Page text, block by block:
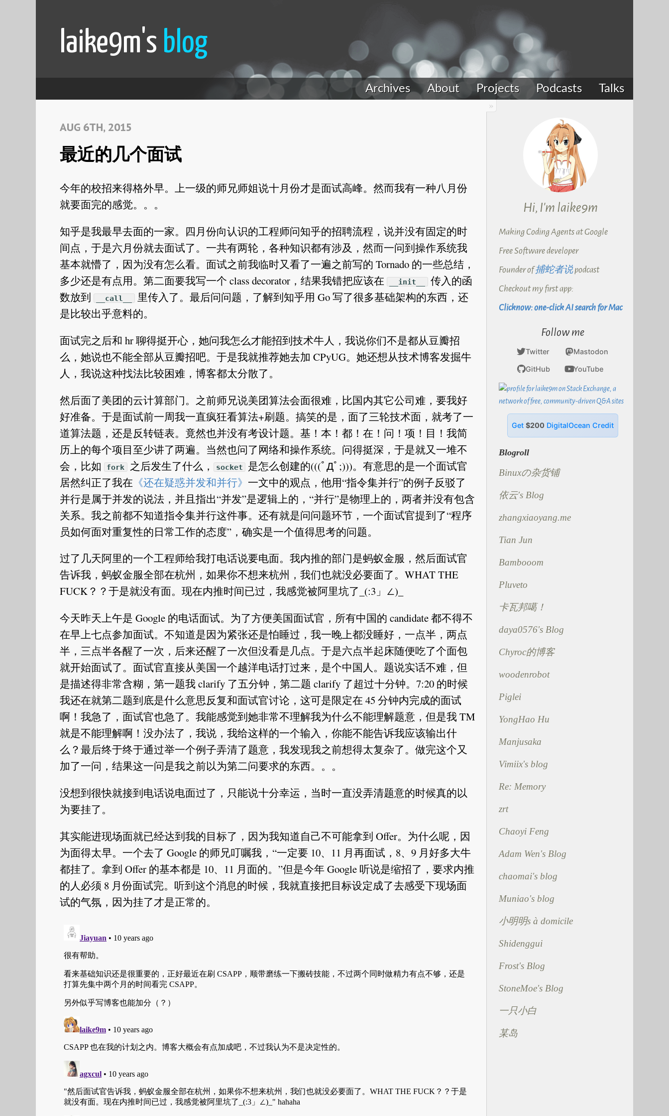
laike9m's blog
Archives About Projects Podcasts Talks
AUG 6TH, 2015
最近的几个面试
今年的校招来得格外早。上一级的师兄师姐说十月份才是面试高峰。然而我有一种八月份
就要面完的感觉。。。
知乎是我最早去面的一家。四月份向认识的工程师问知乎的招聘流程，说并没有固定的时
间点，于是六月份就去面试了。一共有两轮，各种知识都有涉及，然而一问到操作系统我
基本就懵了，因为没有怎么看。面试之前我临时又看了一遍之前写的 Tornado 的一些总结，
多少还是有点用。第二面要我写一个 class decorator，结果我错把应该在
__init__
传入的函
数放到
__call__
里传入了。最后问问题，了解到知乎用 Go 写了很多基础架构的东西，还
是比较出乎意料的。
面试完之后和 hr 聊得挺开心，她问我怎么才能招到技术牛人，我说你们不是都从豆瓣招
么，她说也不能全部从豆瓣招吧。于是我就推荐她去加 CPyUG。她还想从技术博客发掘牛
人，我说这种找法比较困难，博客都太分散了。
然后面了美团的云计算部门。之前师兄说美团算法会面很难，比国内其它公司难，要我好
好准备。于是面试前一周我一直疯狂看算法+刷题。搞笑的是，面了三轮技术面，就考了一
道算法题，还是反转链表。竟然也并没有考设计题。基！本！都！在！问！项！目！我简
历上的每个项目至少讲了两遍。当然也问了网络和操作系统。问得挺深，于是就又一堆不
会，比如
fork 之后发生了什么， socket
是怎么创建的(((ﾟДﾟ;)))。有意思的是一个面试官
居然纠正了我在 《还在疑惑并发和并行》 一文中的观点，他用“指令集并行”的例子反驳了
并行是属于并发的说法，并且指出“并发”是逻辑上的，“并行”是物理上的，两者并没有包含
关系。我之前都不知道指令集并行这件事。还有就是问问题环节，一个面试官提到了“程序
员如何面对重复性的日常工作的态度”，确实是一个值得思考的问题。
过了几天阿里的一个工程师给我打电话说要电面。我内推的部门是蚂蚁金服，然后面试官
告诉我，蚂蚁金服全部在杭州，如果你不想来杭州，我们也就没必要面了。WHAT THE
FUCK？？于是就没有面。现在内推时间已过，我感觉被阿里坑了_(:3」∠)_
今天昨天上午是 Google 的电话面试。为了方便美国面试官，所有中国的 candidate 都不得不
在早上七点参加面试。不知道是因为紧张还是怕睡过，我一晚上都没睡好，一点半，两点
半，三点半各醒了一次，后来还醒了一次但没看是几点。于是六点半起床随便吃了个面包
就开始面试了。面试官直接从美国一个越洋电话打过来，是个中国人。题说实话不难，但
是描述得非常含糊，第一题我 clarify 了五分钟，第二题 clarify 了超过十分钟。7:20 的时候
我还在就第二题到底是什么意思反复和面试官讨论，这可是限定在 45 分钟内完成的面试
啊！我急了，面试官也急了。我能感觉到她非常不理解我为什么不能理解题意，但是我 TM
就是不能理解啊！没办法了，我说，我给这样的一个输入，你能不能告诉我应该输出什
么？最后终于终于通过举一个例子弄清了题意，我发现我之前想得太复杂了。做完这个又
加了一问，结果这一问是我之前以为第二问要求的东西。。。
没想到很快就接到电话说电面过了，只能说十分幸运，当时一直没弄清题意的时候真的以
为要挂了。
其实能进现场面就已经达到我的目标了，因为我知道自己不可能拿到 Offer。为什么呢，因
为面得太早。一个去了 Google 的师兄叮嘱我，“一定要 10、11 月再面试，8、9 月好多大牛
都挂了。拿到 Offer 的基本都是 10、11 月面的。”但是今年 Google 听说是缩招了，要求内推
的人必须 8 月份面试完。听到这个消息的时候，我就直接把目标设定成了去感受下现场面
试的气氛，因为挂了才是正常的。
Hi, I'm laike9m
Making Coding Agents at Google
Free Software developer
Founder of捕蛇者说podcast
Checkout my first app:
Clicknow: one-click AI search for Mac
Follow me
Twitter Mastodon
GitHub YouTube
Get $200 DigitalOcean Credit
Blogroll
Binuxの杂货铺
依云's Blog
zhangxiaoyang.me
Tian Jun
Bambooom
Pluveto
卡瓦邦噶！
daya0576's Blog
Chyroc的博客
woodenrobot
Piglei
YongHao Hu
Manjusaka
Vimiix's blog
Re: Memory
zrt
Chaoyi Feng
Adam Wen's Blog
chaomai's blog
Muniao's blog
小明明s à domicile
Shidenggui
Frost's Blog
StoneMoe's Blog
一只小白
某岛